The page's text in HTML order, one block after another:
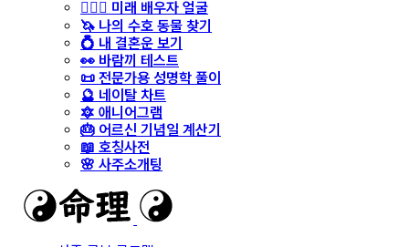
👩‍❤️‍👨 미래 배우자 얼굴
🦄 나의 수호 동물 찾기
💍 내 결혼운 보기
👀 바람끼 테스트
📜 전문가용 성명학 풀이
🔮 네이탈 차트
🔯 애니어그램
🎂 어르신 기념일 계산기
📖 호칭사전
🌸 사주소개팅